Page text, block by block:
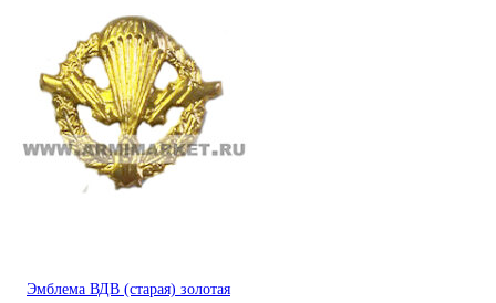
Эмблема ВДВ (старая) золотая